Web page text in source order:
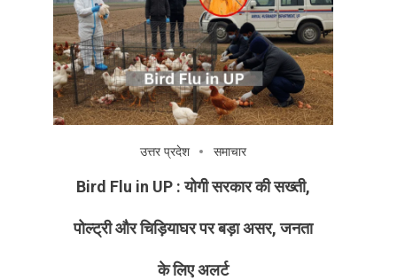
उत्तर प्रदेश समाचार
Bird Flu in UP : योगी सरकार की सख्ती,
पोल्ट्री और चिड़ियाघर पर बड़ा असर, जनता
के लिए अलर्ट